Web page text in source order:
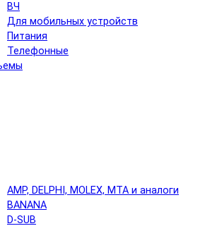
ВЧ
Для мобильных устройств
Питания
Телефонные
AMP, DELPHI, MOLEX, MTA и аналоги
BANANA
D-SUB